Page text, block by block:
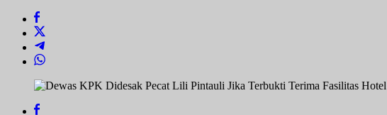
Mandalika